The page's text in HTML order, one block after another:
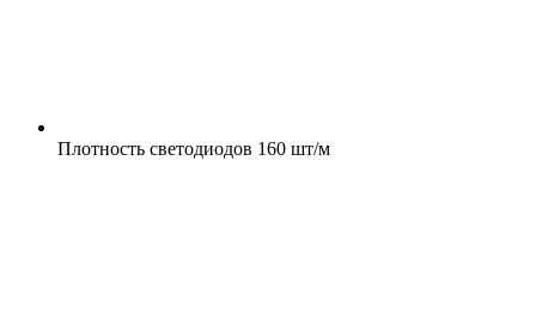
Плотность светодиодов 160 шт/м